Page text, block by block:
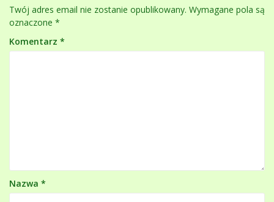
Twój adres email nie zostanie opublikowany. Wymagane pola są
oznaczone *
Komentarz *
Nazwa *